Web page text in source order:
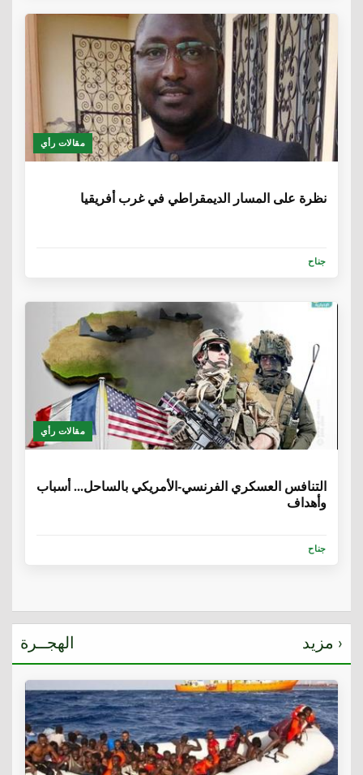
مقالات رأي
نظرة على المسار الديمقراطي في غرب أفريقيا
جناح
مقالات رأي
التنافس العسكري الفرنسي-الأمريكي بالساحل... أسباب
وأهداف
جناح
الهجــرة مزيد ›